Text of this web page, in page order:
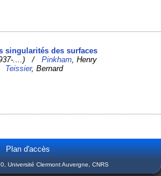
singularités des surfaces
....) /Pinkham , Henry
Teissier, Bernard
Plan d'accès
Université Clermont Auvergne, CNRS